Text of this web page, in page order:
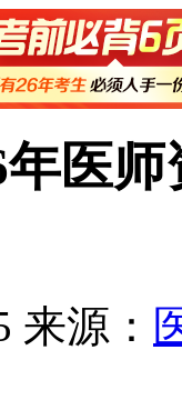
医
来源：